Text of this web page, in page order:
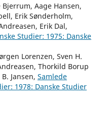
Aage Hansen,
Erik Sønderholm,
Erik Dal,
Studier: 1975: Danske
Lorenzen, Sven H.
Thorkild Borup
Jansen, Samlede
1978: Danske Studier